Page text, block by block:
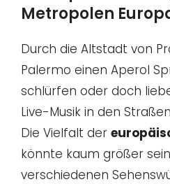
Metropolen
Durch die Altstadt von
Palermo einen Aperol
schlürfen oder doch
Live-Musik in den
Die Vielfalt der
könnte kaum größer
verschiedenen